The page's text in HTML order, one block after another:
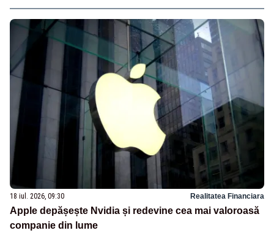
18 iul. 2026, 09:30 Realitatea Financiara
Apple depășește Nvidia și redevine cea mai valoroasă
companie din lume